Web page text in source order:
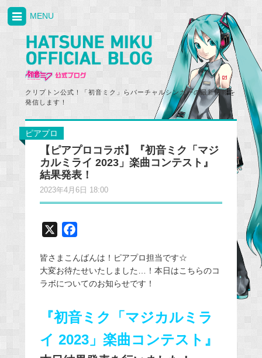
クリプトン公式！「初音ミク」らバーチャルシンガーの最新情報を
発信します！
MENU
ピアプロ
【ピアプロコラボ】『初音ミク「マジ
カルミライ 2023」楽曲コンテスト』
結果発表！
2023年4月6日 18:00
c
e
o
k
皆さまこんばんは！ピアプロ担当です☆
大変お待たせいたしました…！本日はこちらのコ
ラボについてのお知らせです！
『初音ミク「マジカルミラ
イ 2023」楽曲コンテスト』